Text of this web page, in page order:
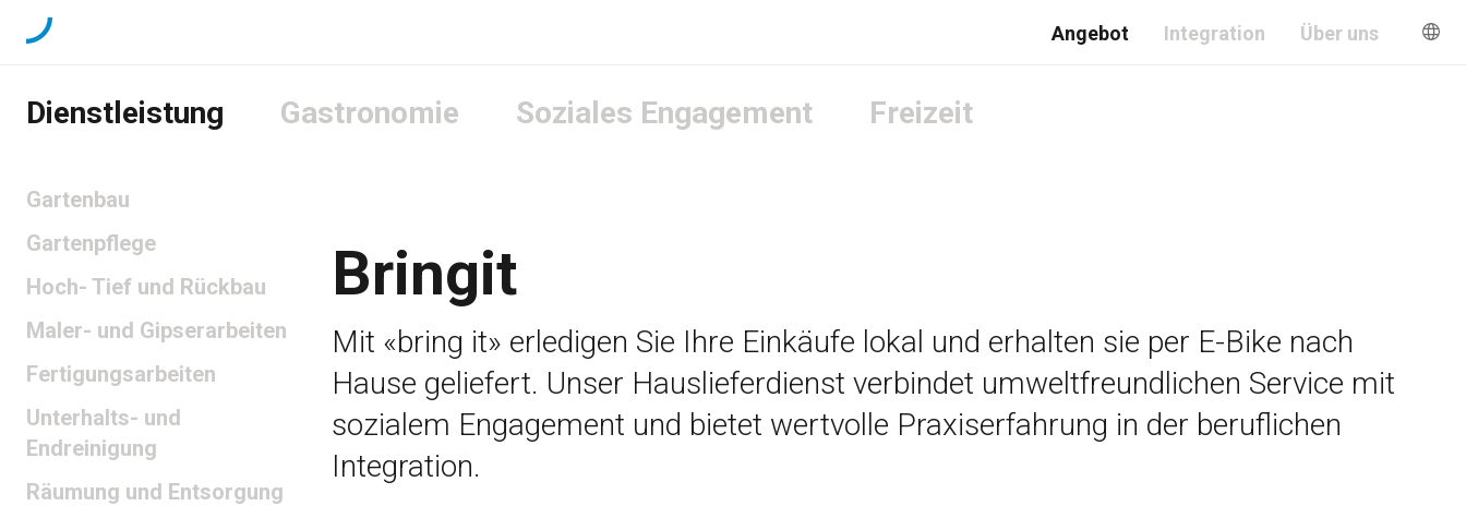
Angebot Integration Über uns
Dienstleistung Gastronomie Soziales Engagement Freizeit
Gartenbau
Gartenpflege
Hoch- Tief und Rückbau
Maler- und Gipserarbeiten
Fertigungsarbeiten
Unterhalts- und
Endreinigung
Räumung und Entsorgung
Bringit
Mit «bring it» erledigen Sie Ihre Einkäufe lokal und erhalten sie per E-Bike nach
Hause geliefert. Unser Hauslieferdienst verbindet umweltfreundlichen Service mit
sozialem Engagement und bietet wertvolle Praxiserfahrung in der beruflichen
Integration.